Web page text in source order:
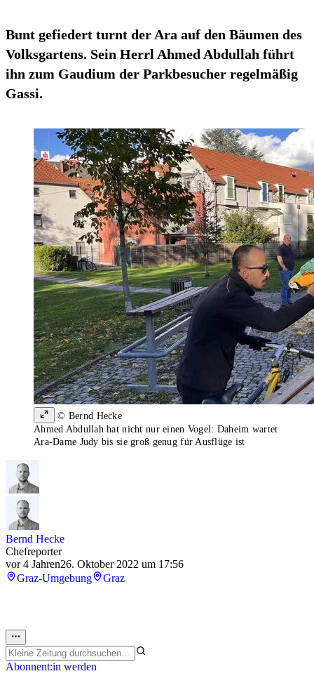
Bunt gefiedert turnt der Ara auf den Bäumen des
Volksgartens. Sein Herrl Ahmed Abdullah führt
ihn zum Gaudium der Parkbesucher regelmäßig
Gassi.
© Bernd Hecke
Ahmed Abdullah hat nicht nur einen Vogel: Daheim wartet
Ara-Dame Judy bis sie groß genug für Ausflüge ist
Bernd Hecke
Chefreporter
vor 4 Jahren26. Oktober 2022 um 17:56
Graz-Umgebung
Graz
Abonnent:in werden